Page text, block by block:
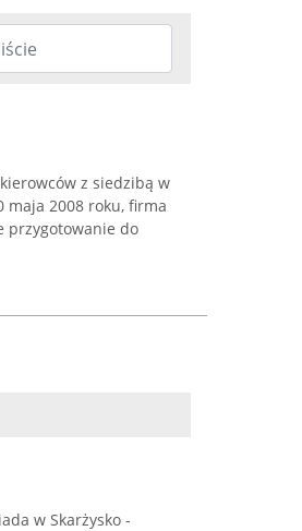
z siedzibą w
maja 2008 roku, firma
przygotowanie do
w Skarżysko -